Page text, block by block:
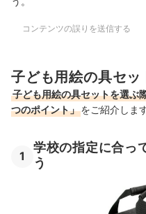
コンテンツの誤りを送信する
子ども用絵の具セッ
子ども用絵の具セットを選ぶ
つのポイント」をご紹介します
1
学校の指定に合っ
う